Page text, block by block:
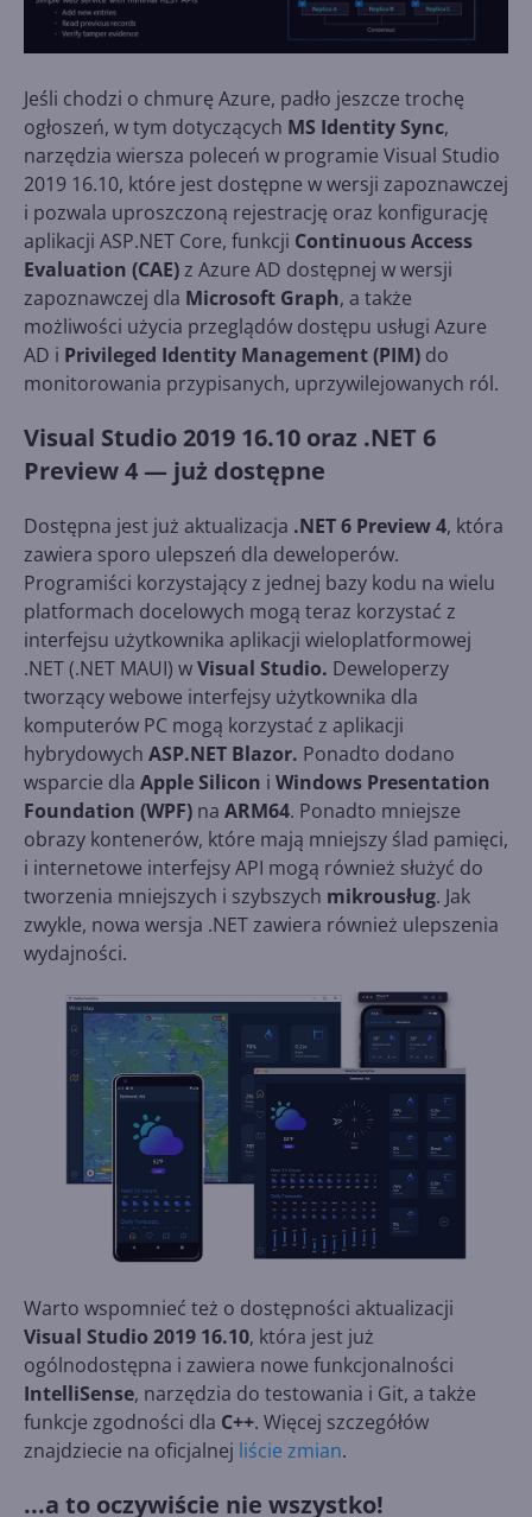
Jeśli chodzi o chmurę Azure, padło jeszcze trochę
ogłoszeń, w tym dotyczących MS Identity Sync,
narzędzia wiersza poleceń w programie Visual Studio
2019 16.10, które jest dostępne w wersji zapoznawczej
i pozwala uproszczoną rejestrację oraz konfigurację
aplikacji ASP.NET Core, funkcji Continuous Access
Evaluation (CAE)z Azure AD dostępnej w wersji
zapoznawczej dla Microsoft Graph, a także
możliwości użycia przeglądów dostępu usługi Azure
AD i Privileged Identity Management (PIM) do
monitorowania przypisanych, uprzywilejowanych ról.
Visual Studio 2019 16.10 oraz .NET 6
Preview 4 — już dostępne
Dostępna jest już aktualizacja .NET 6 Preview 4, która
zawiera sporo ulepszeń dla deweloperów.
Programiści korzystający z jednej bazy kodu na wielu
platformach docelowych mogą teraz korzystać z
interfejsu użytkownika aplikacji wieloplatformowej
.NET (.NET MAUI) wVisual Studio. Deweloperzy
tworzący webowe interfejsy użytkownika dla
komputerów PC mogą korzystać z aplikacji
hybrydowych ASP.NET Blazor. Ponadto dodano
wsparcie dla Apple Silicon i Windows Presentation
Foundation (WPF) na ARM64. Ponadto mniejsze
obrazy kontenerów, które mają mniejszy ślad pamięci,
i internetowe interfejsy API mogą również służyć do
tworzenia mniejszych i szybszych mikrousług. Jak
zwykle, nowa wersja .NET zawiera również ulepszenia
wydajności.
Warto wspomnieć też o dostępności aktualizacji
Visual Studio 2019 16.10, która jest już
ogólnodostępna i zawiera nowe funkcjonalności
IntelliSense, narzędzia do testowania i Git, a także
funkcje zgodności dla C++. Więcej szczegółów
znajdziecie na oficjalnej liście zmian.
...a to oczywiście nie wszystko!